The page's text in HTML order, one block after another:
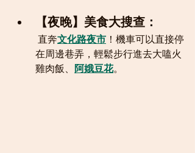
【夜晚】美食大搜查：
直奔文化路夜市 ！機車可以直接停
在周邊巷弄，輕鬆步行進去大嗑火
雞肉飯、
阿娥豆花。